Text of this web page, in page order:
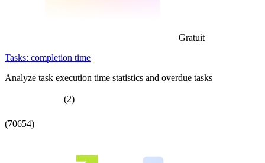
Gratuit
Tasks: completion time
Analyze task execution time statistics and overdue tasks
(2)
(70654)